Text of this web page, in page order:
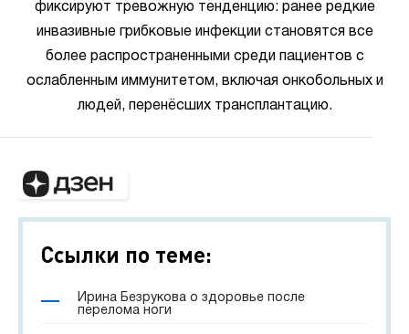
фиксируют тревожную тенденцию: ранее редкие
инвазивные грибковые инфекции становятся все
более распространенными среди пациентов с
ослабленным иммунитетом, включая онкобольных и
людей, перенёсших трансплантацию.
Ссылки по теме:
Ирина Безрукова о здоровье после
перелома ноги